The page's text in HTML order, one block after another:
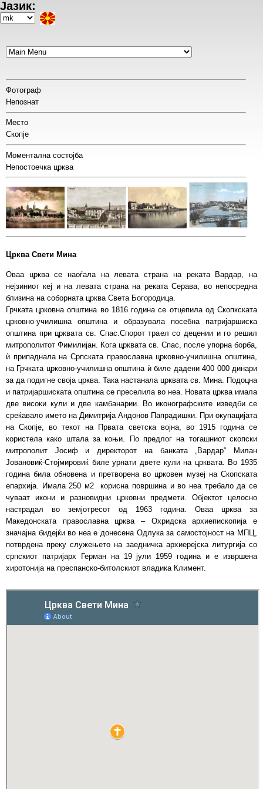
Skip
to
Јазик:
Select
Фотограф
Непознат
Место
Скопје
Моментална состојба
Непостоечка црква
Црква Свети Мина
Оваа црква се наоѓала на левата страна на реката Вардар, на
нејзиниот кеј и на левата страна на реката Серава, во непосредна
близина на соборната црква Света Богородица.
Грчката црковна општина во 1816 година се отцепила од Скопкската
црковно-училишна општина и образувала посебна патријаршиска
општина при црквата св. Спас.Спорот траел со децении и го решил
митрополитот Фимилијан. Кога црквата св. Спас, после упорна борба,
ѝ припаднала на Српската православна црковно-училишна општина,
на Грчката црковно-училишна општина ѝ биле дадени 400 000 динари
за да подигне своја црква. Така настанала црквата св. Мина. Подоцна
и патријаршиската општина се преселила во неа. Новата црква имала
две високи кули и две камбанарии. Во иконографските изведби се
среќавало името на Димитрија Андонов Папрадишки. При окупацијата
на Скопје, во текот на Првата светска војна, во 1915 година се
користела како штала за коњи. По предлог на тогашниот скопски
митрополит Јосиф и директорот на банката „Вардар“ Милан
Јовановиќ-Стојмировиќ биле урнати двете кули на црквата. Во 1935
година била обновена и претворена во црковен музеј на Скопската
епархија. Имала 250 м2 корисна површина и во неа требало да се
чуваат икони и разновидни црковни предмети. Објектот целосно
настрадал во земјотресот од 1963 година. Оваа црква за
Македонската православна црква – Охридска архиепископија е
значајна бидејќи во неа е донесена Одлука за самостојност на МПЦ,
потврдена преку служењето на заедничка архиерејска литургија со
српскиот патријарх Герман на 19 јули 1959 година и е извршена
хиротонија на преспанско-битолскиот владика Климент.